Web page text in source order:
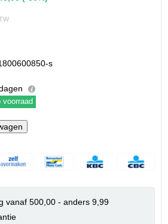
s
voorraad
vanaf 500,00 - anders 9,99